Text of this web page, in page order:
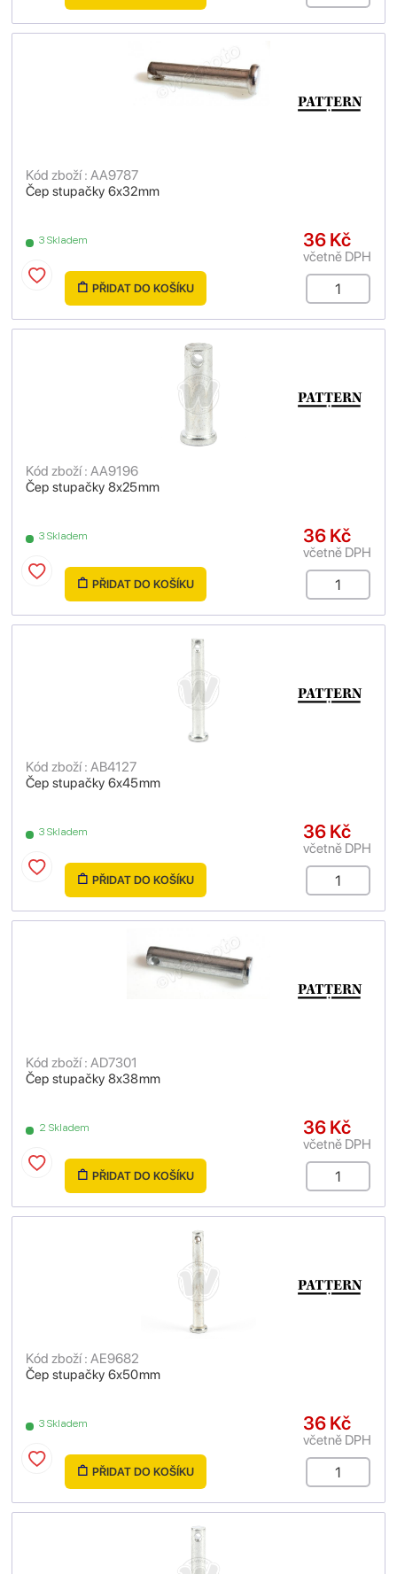
Čep stupačky 6x32mm
Kód zboží : AA9787
3 Skladem 36 Kč
včetně DPH
PŘIDAT DO KOŠÍKU
Čep stupačky 8x25mm
Kód zboží : AA9196
3 Skladem 36 Kč
včetně DPH
PŘIDAT DO KOŠÍKU
Čep stupačky 6x45mm
Kód zboží : AB4127
3 Skladem 36 Kč
včetně DPH
PŘIDAT DO KOŠÍKU
Čep stupačky 8x38mm
Kód zboží : AD7301
2 Skladem 36 Kč
včetně DPH
PŘIDAT DO KOŠÍKU
Čep stupačky 6x50mm
Kód zboží : AE9682
3 Skladem 36 Kč
včetně DPH
PŘIDAT DO KOŠÍKU